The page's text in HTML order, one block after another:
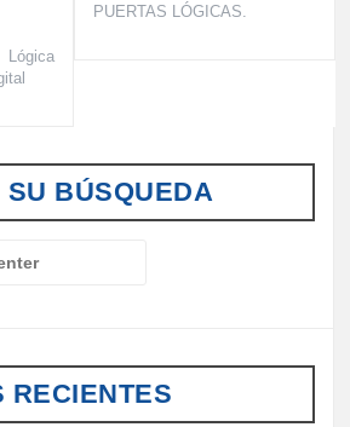
PUERTAS LÓGICAS.
SU BÚSQUEDA
RECIENTES